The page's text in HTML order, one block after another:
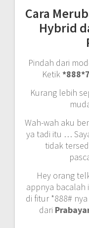
Cara
Hybrid
Pindah dari
Ketik
Kurang lebih
Wah-wah aku
ya tadi itu …
tidak
Hey orang
appnya
di fitur *888#
dari